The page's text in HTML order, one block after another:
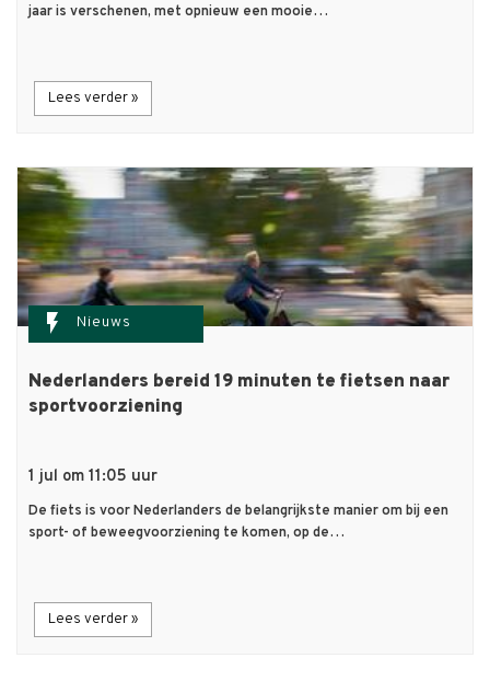
jaar is verschenen, met opnieuw een mooie…
Lees verder »
flash_on Nieuws
Nederlanders bereid 19 minuten te fietsen naar
sportvoorziening
1 jul om 11:05 uur
De fiets is voor Nederlanders de belangrijkste manier om bij een
sport- of beweegvoorziening te komen, op de…
Lees verder »